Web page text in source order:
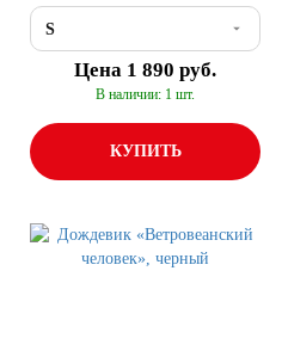
Цена 1 890 руб.
В наличии: 1 шт.
КУПИТЬ